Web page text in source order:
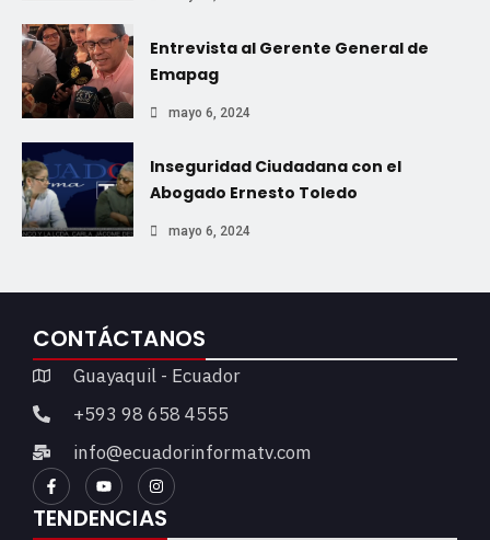
Entrevista al Gerente General de
Emapag
mayo 6, 2024
Inseguridad Ciudadana con el
Abogado Ernesto Toledo
mayo 6, 2024
CONTÁCTANOS
Guayaquil - Ecuador
+593 98 658 4555
info@ecuadorinformatv.com
TENDENCIAS